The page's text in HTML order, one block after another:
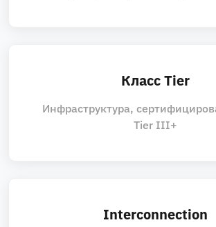
Класс Tier
Инфраструктура,
Tier III+
Interconnection